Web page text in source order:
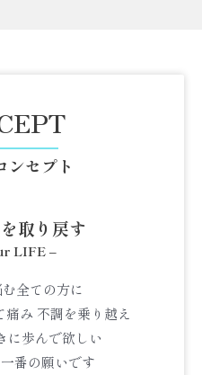
ンセプト
取り戻す
LIFE –
全ての方に
痛み 不調を乗り越え
に歩んで欲しい
番の願いです